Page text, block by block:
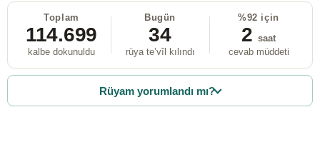
Toplam
114.699
kalbe dokunuldu
Bugün
34
rüya te’vîl kılındı
%92 için
2 saat
cevab müddeti
Rüyam yorumlandı mı?